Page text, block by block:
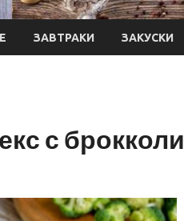
ЗАВТРАКИ ЗАКУСКИ
с брокколи